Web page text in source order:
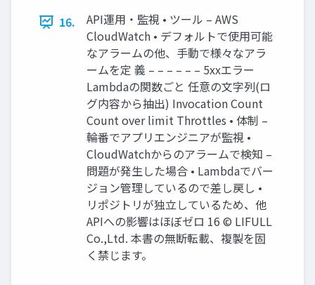
16.
API運用・監視 • ツール – AWS
CloudWatch • デフォルトで使用可能
なアラームの他、手動で様々なアラ
ームを定 義 – – – – – – 5xxエラー
Lambdaの関数ごと 任意の文字列(ロ
グ内容から抽出) Invocation Count
Count over limit Throttles • 体制 –
輪番でアプリエンジニアが監視 •
CloudWatchからのアラームで検知 –
問題が発生した場合 • Lambdaでバー
ジョン管理しているので差し戻し •
リポジトリが独立しているため、他
APIへの影響はほぼゼロ 16 © LIFULL
Co.,Ltd. 本書の無断転載、複製を固
く禁じます。